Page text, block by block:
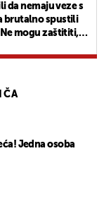
da nemaju veze s
brutalno spustili
mogu zaštititi,
Jedna osoba